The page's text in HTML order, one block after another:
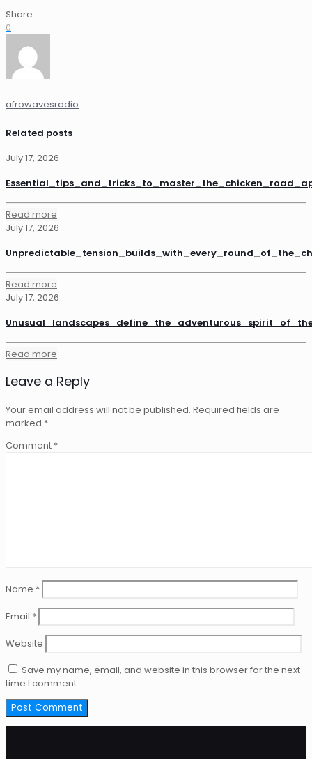
Share
0
afrowavesradio
Related posts
July 17, 2026
Read more
July 17, 2026
Read more
July 17, 2026
Read more
Leave a Reply
Your email address will not be published. Required fields are
marked *
Comment *
Name *
Email *
Website
Save my name, email, and website in this browser for the next
time I comment.